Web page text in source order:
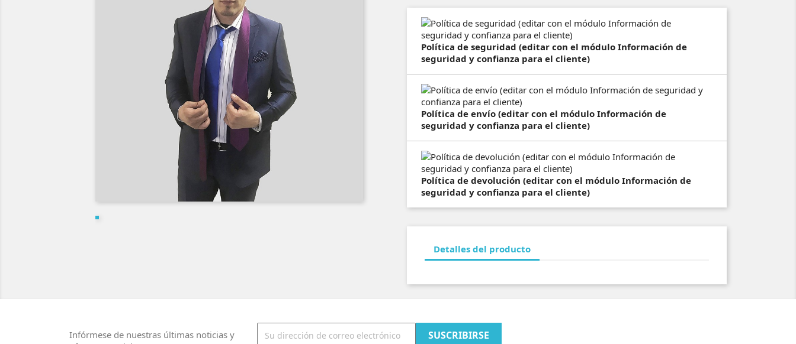
Política de seguridad (editar con el módulo Información de
seguridad y confianza para el cliente)
Política de envío (editar con el módulo Información de
seguridad y confianza para el cliente)
Política de devolución (editar con el módulo Información de
seguridad y confianza para el cliente)
Detalles del producto
Infórmese de nuestras últimas noticias y